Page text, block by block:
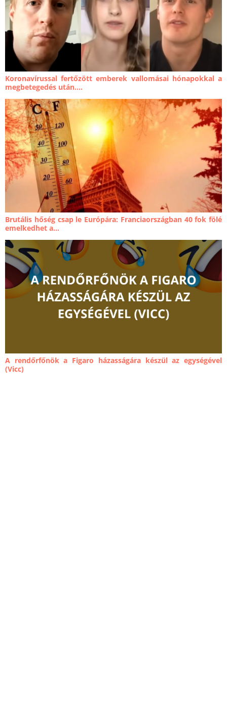
Koronavírussal fertőzött emberek vallomásai hónapokkal a
megbetegedés után....
Brutális hőség csap le Európára: Franciaországban 40 fok fölé
emelkedhet a...
A rendőrfőnök a Figaro házasságára készül az egységével
(Vicc)